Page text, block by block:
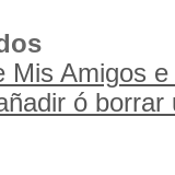
Mis Amigos
ó